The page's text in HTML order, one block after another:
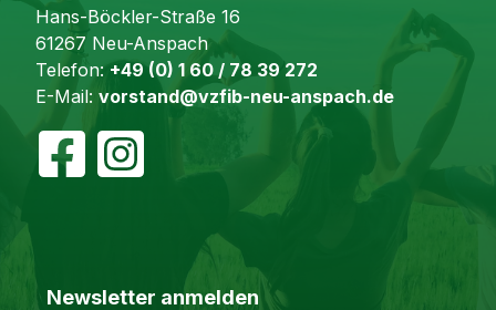
Hans-Böckler-Straße 16
61267 Neu-Anspach
Telefon: +49 (0) 1 60 / 78 39 272
E-Mail: vorstand@vzfib-neu-anspach.de
Newsletter anmelden